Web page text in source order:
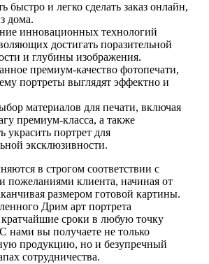
быстро и легко сделать заказ онлайн,
дома.
инновационных технологий
достигать поразительной
и глубины изображения.
премиум-качество фотопечати,
портреты выглядят эффектно и
материалов для печати, включая
премиум-класса, а также
украсить портрет для
эксклюзивности.
в строгом соответствии с
пожеланиями клиента, начиная от
размером готовой картины.
Дрим арт портрета
кратчайшие сроки в любую точку
нами вы получаете не только
продукцию, но и безупречный
сотрудничества.